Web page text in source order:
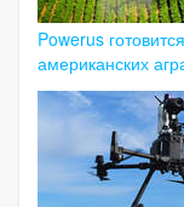
Powerus
американских